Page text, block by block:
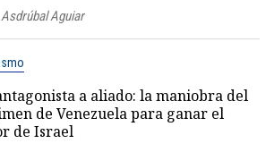
Asdrúbal Aguiar
a aliado: la maniobra del
de Venezuela para ganar el
de Israel